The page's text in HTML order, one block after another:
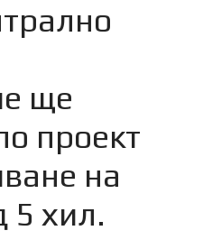
ще
проект
на
5 хил.